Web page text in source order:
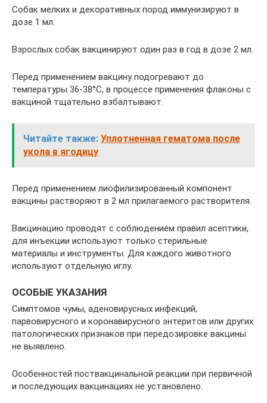
Собак мелких и декоративных пород иммунизируют в
дозе 1 мл.
Взрослых собак вакцинируют один раз в год в дозе 2 мл.
Перед применением вакцину подогревают до
температуры 36-38°С, в процессе применения флаконы с
вакциной тщательно взбалтывают.
Читайте также: Уплотненная гематома после
укола в ягодицу
Перед применением лиофилизированный компонент
вакцины растворяют в 2 мл прилагаемого растворителя.
Вакцинацию проводят с соблюдением правил асептики,
для инъекции используют только стерильные
материалы и инструменты. Для каждого животного
используют отдельную иглу.
ОСОБЫЕ УКАЗАНИЯ
Симптомов чумы, аденовирусных инфекций,
парвовирусного и коронавирусного энтеритов или других
патологических признаков при передозировке вакцины
не выявлено.
Особенностей поствакцинальной реакции при первичной
и последующих вакцинациях не установлено.